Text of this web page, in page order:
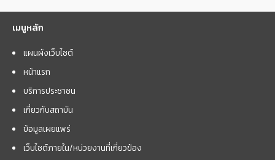
เมนูหลัก
แผนผังเว็บไซต์
หน้าแรก
บริการประชาชน
เกี่ยวกับสถาบัน
ข้อมูลเผยแพร่
เว็บไซต์ภายใน/หน่วยงานที่เกี่ยวข้อง